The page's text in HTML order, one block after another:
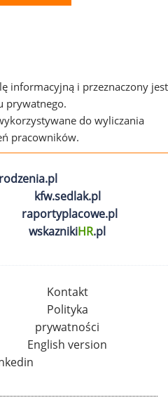
informacyjną i przeznaczony jest
prywatnego.
do wyliczania
pracowników.
kfw.sedlak.pl
raportyplacowe.pl
wskaznikiHR.pl
Kontakt
Polityka
prywatności
English version